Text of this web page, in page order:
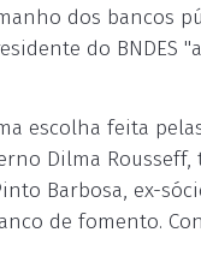
dos bancos
do
escolha feita
Dilma
Barbosa, ex-
de fomento.